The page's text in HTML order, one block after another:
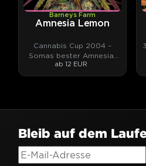
Barneys Farm
Amnesia Lemon
Cannabis Cup 2004 –
Somas bester Amnesia-
Haze-Phänotyp.
ab 12 EUR
Bleib auf dem